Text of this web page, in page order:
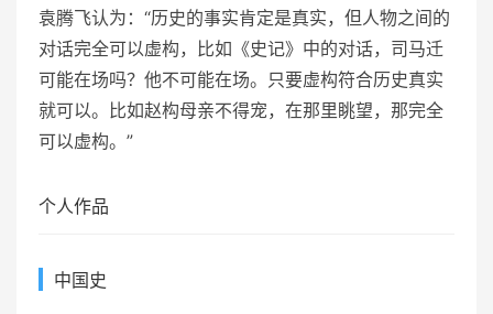
袁腾飞认为：“历史的事实肯定是真实，但人物之间的
对话完全可以虚构，比如《史记》中的对话，司马迁
可能在场吗？他不可能在场。只要虚构符合历史真实
就可以。比如赵构母亲不得宠，在那里眺望，那完全
可以虚构。”
个人作品
中国史